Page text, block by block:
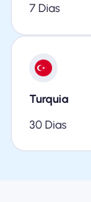
7 Dias
Turquia
30 Dias